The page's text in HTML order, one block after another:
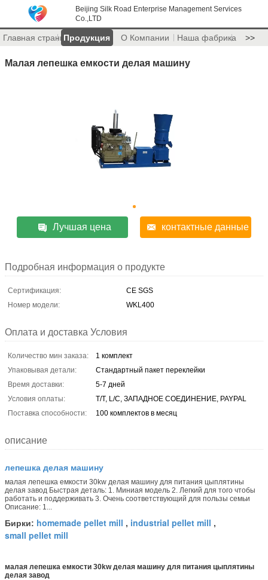
Beijing Silk Road Enterprise Management Services
Co.,LTD
Главная страницаПродукция О Компании Наша фабрика >>
Малая лепешка емкости делая машину
Лучшая цена контактные данные
Подробная информация о продукте
Сертификация:
CE SGS
Номер модели:
WKL400
Оплата и доставка Условия
Количество мин заказа:
1 комплект
Упаковывая детали:
Стандартный пакет переклейки
Время доставки:
5-7 дней
Условия оплаты:
T/T, L/C, ЗАПАДНОЕ СОЕДИНЕНИЕ, PAYPAL
Поставка способности:
100 комплектов в месяц
описание
лепешка делая машину
малая лепешка емкости 30kw делая машину для питания цыплятины
делая завод Быстрая деталь: 1. Миниая модель 2. Легкий для того чтобы
работать и поддерживать 3. Очень соответствующий для пользы семьи
Описание: 1...
Бирки: homemade pellet mill , industrial pellet mill ,
small pellet mill
малая лепешка емкости 30kw делая машину для питания цыплятины
делая завод